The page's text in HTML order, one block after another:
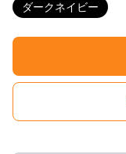
ダークネイビー